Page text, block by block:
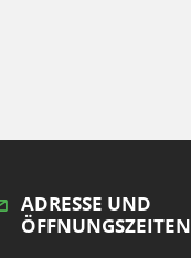
ADRESSE UND
ÖFFNUNGSZEITEN